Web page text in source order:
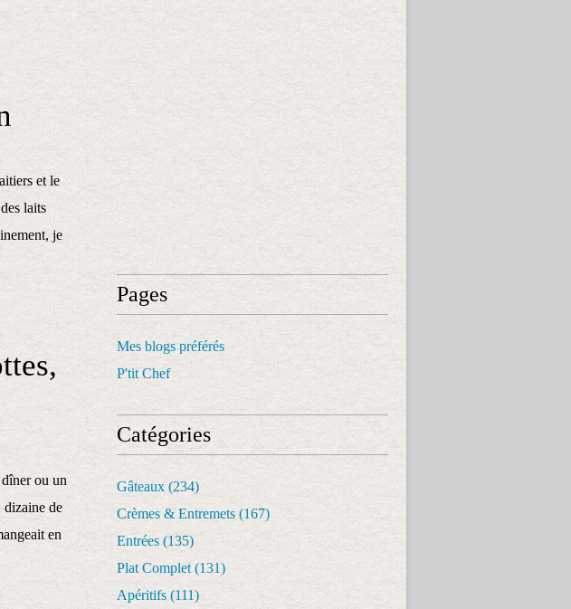
et le
laits
je
ou un
de
en
Pages
Mes blogs préférés
P'tit Chef
Catégories
Gâteaux (234)
Crèmes & Entremets (167)
Entrées (135)
Plat Complet (131)
Apéritifs (111)